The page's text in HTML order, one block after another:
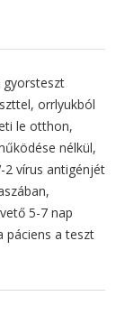
gyorsteszt
orrlyukból
le otthon,
nélkül,
2 vírus antigénjét
5-7 nap
páciens a teszt